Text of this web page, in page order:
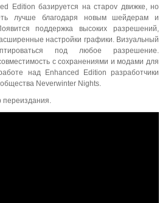
Edition базируется на староv движке, но
лучше благодаря новым шейдерам и
поддержка высоких разрешений,
настройки графики. Визуальный
под любое разрешение.
с сохранениями и модами для
над Enhanced Edition разработчики
Neverwinter Nights.
переиздания.